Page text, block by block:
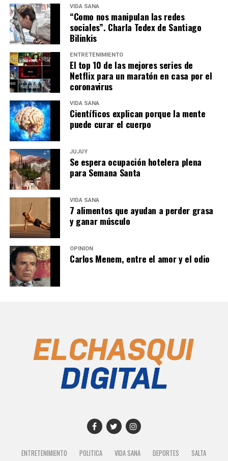
VIDA SANA
“Como nos manipulan las redes
sociales”. Charla Tedex de Santiago
Bilinkis
ENTRETENIMIENTO
El top 10 de las mejores series de
Netflix para un maratón en casa por el
coronavirus
VIDA SANA
Científicos explican porque la mente
puede curar el cuerpo
JUJUY
Se espera ocupación hotelera plena
para Semana Santa
VIDA SANA
7 alimentos que ayudan a perder grasa
y ganar músculo
OPINIÓN
Carlos Menem, entre el amor y el odio
ENTRETENIMIENTO POLITICA VIDA SANA DEPORTES SALTA